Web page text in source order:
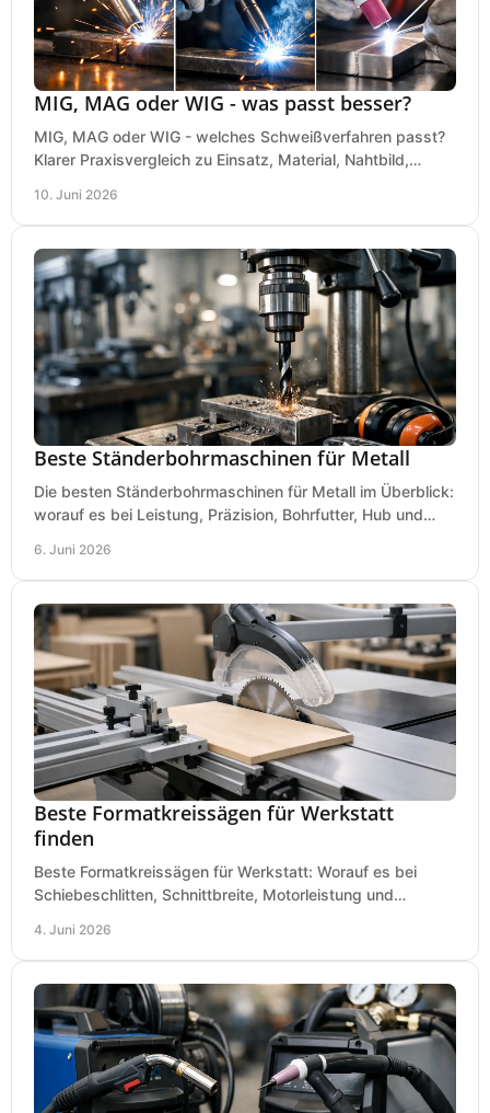
MIG, MAG oder WIG - was passt besser?
MIG, MAG oder WIG - welches Schweißverfahren passt?
Klarer Praxisvergleich zu Einsatz, Material, Nahtbild,
10. Juni 2026
Beste Ständerbohrmaschinen für Metall
Die besten Ständerbohrmaschinen für Metall im Überblick:
worauf es bei Leistung, Präzision, Bohrfutter, Hub und
6. Juni 2026
Beste Formatkreissägen für Werkstatt
finden
Beste Formatkreissägen für Werkstatt: Worauf es bei
Schiebeschlitten, Schnittbreite, Motorleistung und
4. Juni 2026